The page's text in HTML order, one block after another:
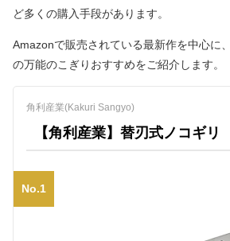
ど多くの購入手段があります。
Amazonで販売されている最新作を中心に
の万能のこぎりおすすめをご紹介します。
角利産業(Kakuri Sangyo)
【角利産業】替刃式ノコギリ
No.1